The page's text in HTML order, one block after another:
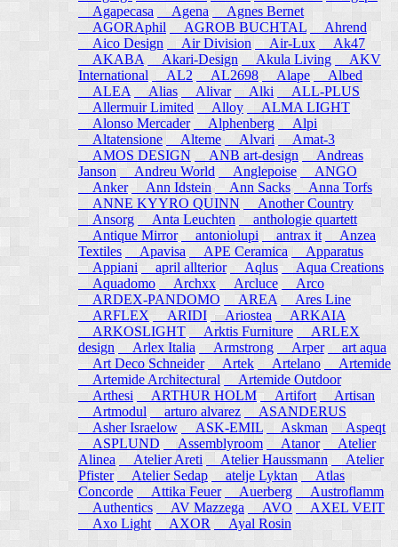
Agapecasa
Agena
Agnes Bernet
AGORAphil
AGROB BUCHTAL
Ahrend
Aico Design
Air Division Air-Lux
Ak47
AKABA
Akari-Design Akula Living
AKV
International
AL2 AL2698 Alape
Albed
ALEA
Alias Alivar Alki
ALL-PLUS
Allermuir Limited
Alloy
ALMA LIGHT
Alonso Mercader
Alphenberg
Alpi
Altatensione
Alteme Alvari
Amat-3
AMOS DESIGN
ANB art-design
Andreas
Janson
Andreu World Anglepoise
ANGO
Anker
Ann Idstein Ann Sacks
Anna Torfs
ANNE KYYRO QUINN
Another Country
Ansorg
Anta Leuchten
anthologie quartett
Antique Mirror
antoniolupi antrax it
Anzea
Textiles
Apavisa APE Ceramica
Apparatus
Appiani
april allterior Aqlus Aqua Creations
Aquadomo
Archxx Arcluce
Arco
ARDEX-PANDOMO
AREA
Ares Line
ARFLEX
ARIDI Ariostea
ARKAIA
ARKOSLIGHT
Arktis Furniture
ARLEX
design
Arlex Italia Armstrong Arper
art aqua
Art Deco Schneider
Artek Artelano
Artemide
Artemide Architectural
Artemide Outdoor
Arthesi
ARTHUR HOLM Artifort
Artisan
Artmodul
arturo alvarez
ASANDERUS
Asher Israelow
ASK-EMIL Askman
Aspeqt
ASPLUND
Assemblyroom Atanor
Atelier
Alinea
Atelier Areti Atelier Haussmann
Atelier
Pfister
Atelier Sedap atelje Lyktan
Atlas
Concorde
Attika Feuer Auerberg
Austroflamm
Authentics
AV Mazzega AVO
AXEL VEIT
Axo Light
AXOR Ayal Rosin